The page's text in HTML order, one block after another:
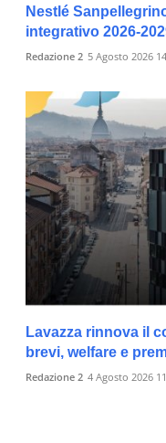
Nestlé
integrativo 2026-
Redazione 2 5 Agosto 2026
Lavazza rinnova il
brevi, welfare e
Redazione 2 4 Agosto 2026